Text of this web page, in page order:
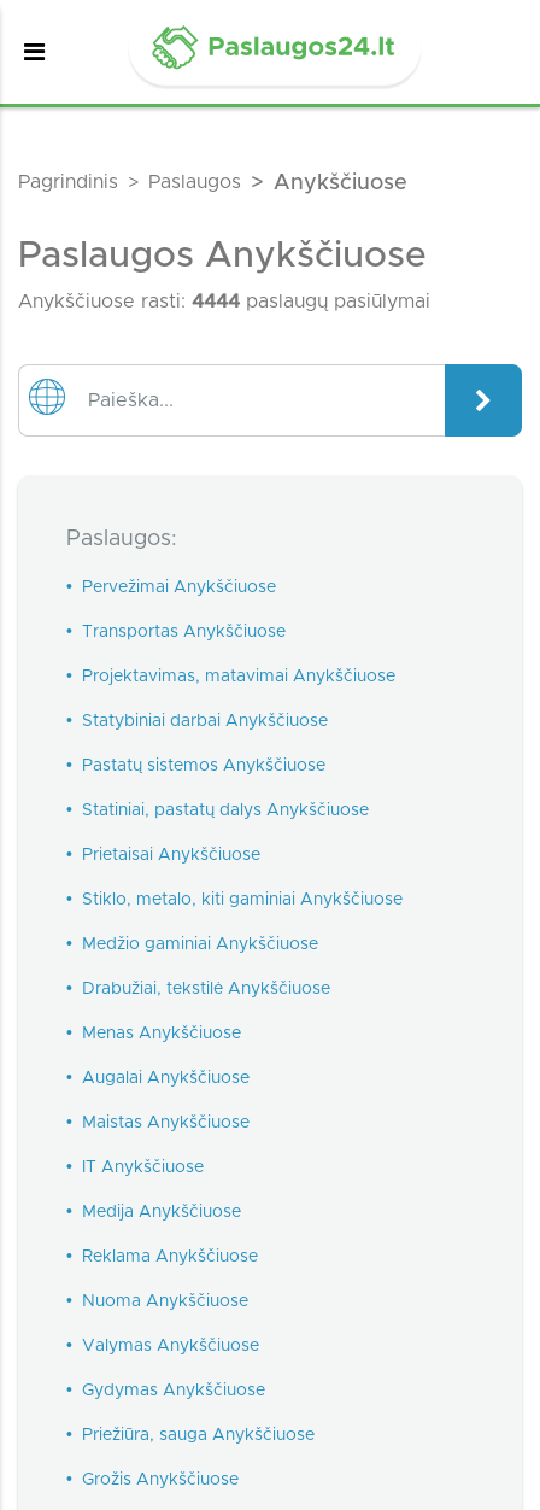
Pagrindinis Paslaugos Anykščiuose
Paslaugos Anykščiuose
Anykščiuose rasti: 4444 paslaugų pasiūlymai
Paslaugos:
• Pervežimai Anykščiuose
• Transportas Anykščiuose
• Projektavimas, matavimai Anykščiuose
• Statybiniai darbai Anykščiuose
• Pastatų sistemos Anykščiuose
• Statiniai, pastatų dalys Anykščiuose
• Prietaisai Anykščiuose
• Stiklo, metalo, kiti gaminiai Anykščiuose
• Medžio gaminiai Anykščiuose
• Drabužiai, tekstilė Anykščiuose
• Menas Anykščiuose
• Augalai Anykščiuose
• Maistas Anykščiuose
• IT Anykščiuose
• Medija Anykščiuose
• Reklama Anykščiuose
• Nuoma Anykščiuose
• Valymas Anykščiuose
• Gydymas Anykščiuose
• Priežiūra, sauga Anykščiuose
• Grožis Anykščiuose